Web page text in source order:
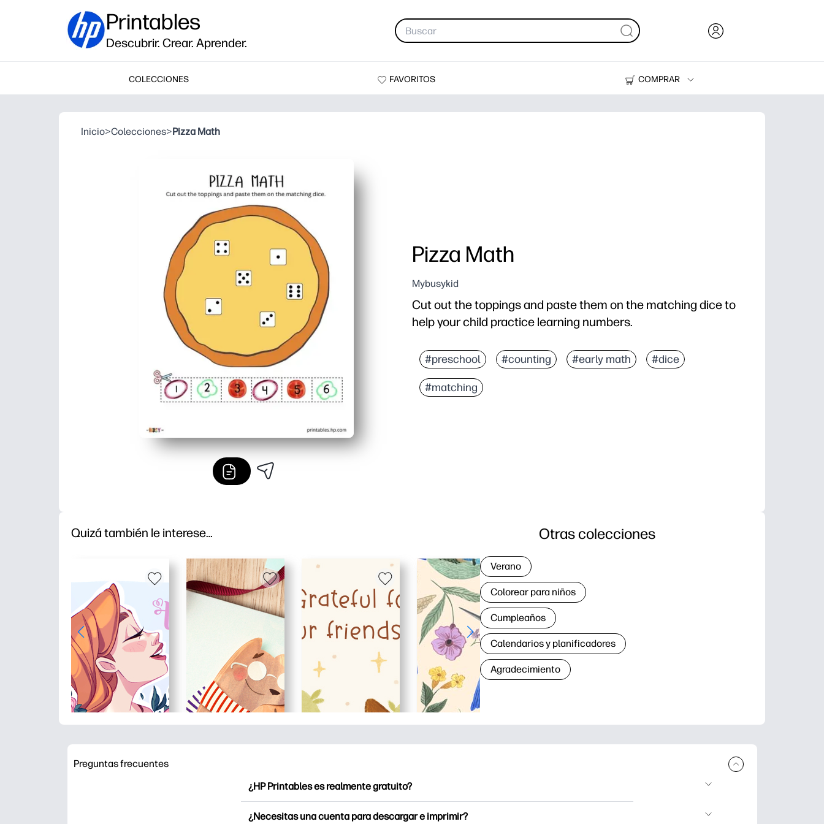
Printables
Descubrir. Crear. Aprender.
COLECCIONES FAVORITOS
COMPRAR
Impresoras
Inicio>Colecciones>Pizza Math
Pizza Math
Mybusykid
Cut out the toppings and paste them on the matching dice to
help your child practice learning numbers.
#preschool #counting #early math #dice
#matching
Quizá también le interese… Otras colecciones
Verano
Colorear para niños
Cumpleaños
Calendarios y planificadores
Agradecimiento
Preguntas frecuentes
¿HP Printables es realmente gratuito?
¿Necesitas una cuenta para descargar e imprimir?